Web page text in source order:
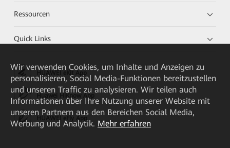
Ressourcen
Quick Links
HUAWEI eKit App
Huawei HiKnow App
HUAWEI eFly App
Wir verwenden Cookies, um Inhalte und Anzeigen zu
personalisieren, Social Media-Funktionen bereitzustellen
und unseren Traffic zu analysieren. Wir teilen auch
Informationen über Ihre Nutzung unserer Website mit
unseren Partnern aus den Bereichen Social Media,
Werbung und Analytik. Mehr erfahren